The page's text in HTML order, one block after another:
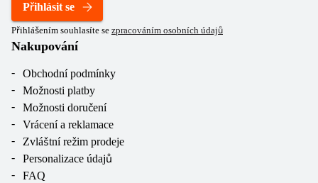
Přihlásit se
Přihlášením souhlasíte se zpracováním osobních údajů
Nakupování
Obchodní podmínky
Možnosti platby
Možnosti doručení
Vrácení a reklamace
Zvláštní režim prodeje
Personalizace údajů
FAQ